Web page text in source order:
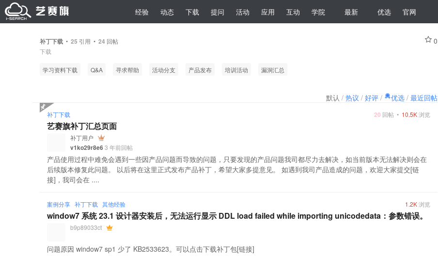
经验 动态 下载 提问 活动 应用 互动 学院 最新 优选 官网
补丁下载 •25 引用 •24 回帖
下载
0
学习资料下载 Q&A 寻求帮助 活动分支 产品发布 培训活动 漏洞汇总
默认 /热议 /好评 / 优选 /最近回帖
补丁下载 20 回帖 • 10.5K浏览
艺赛旗补丁汇总页面
补丁用户
v1ko29r8e63 年前回帖
产品使用过程中难免会遇到一些因产品问题而导致的问题，只要发现的产品问题我司都尽力去解决，如当前版本无法解决则会在
后续版本修复此问题。 以后将在这里正式发布产品补丁，希望大家多提意见。 如遇到我司产品造成的问题，欢迎大家提交[链
接]，我司会在 ....
案例分享 补丁下载 其他经验 1.2K浏览
window7 系统 23.1 设计器安装后，无法运行显示 DDL load failed while importing unicodedata：参数错误。
b9p89033ct
问题原因 window7 sp1 少了 KB2533623。可以点击下载补丁包[链接]